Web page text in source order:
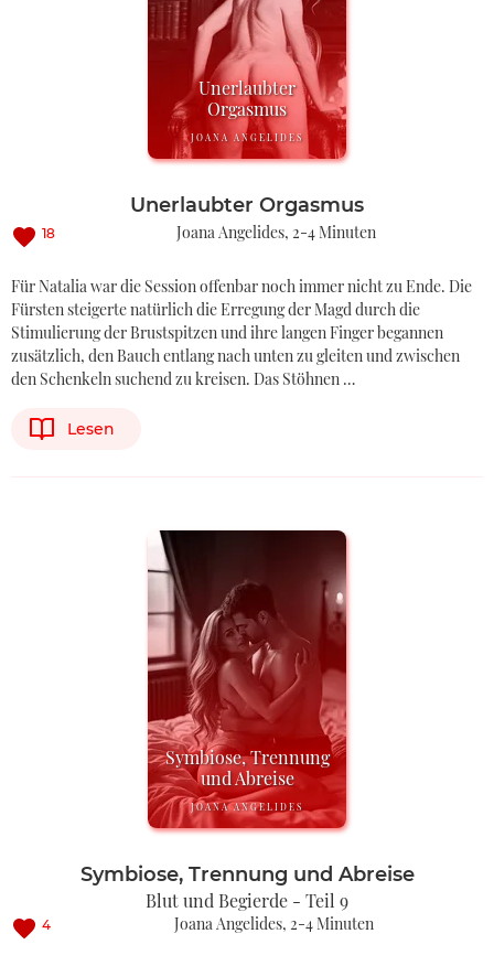
Unerlaubter
Orgasmus
JOANA ANGELIDES
Unerlaubter Orgasmus
18 Joana Angelides 2-4 Minuten
Für Natalia war die Session offenbar noch immer nicht zu Ende. Die
Fürsten steigerte natürlich die Erregung der Magd durch die
Stimulierung der Brustspitzen und ihre langen Finger begannen
zusätzlich, den Bauch entlang nach unten zu gleiten und zwischen
den Schenkeln suchend zu kreisen. Das Stöhnen …
Lesen
Symbiose, Trennung
und Abreise
JOANA ANGELIDES
Symbiose, Trennung und Abreise
Blut und Begierde - Teil 9
4 Joana Angelides 2-4 Minuten